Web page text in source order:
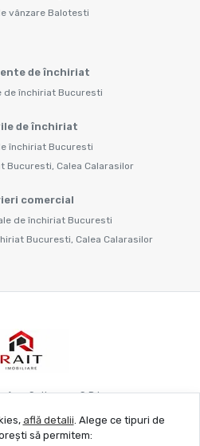
vânzare Balotesti
de închiriat
de închiriat Bucuresti
de închiriat
închiriat Bucuresti
Bucuresti, Calea Calarasilor
comercial
de închiriat Bucuresti
Bucuresti, Calea Calarasilor
Apo Spitya.mu S.R.L.
află detalii. Alege ce tipuri de
să permitem: